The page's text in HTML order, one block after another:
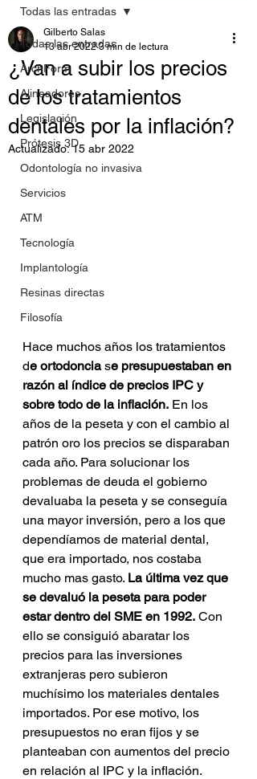
Todas las entradas
ArchForm
Alineadores
Legislación
Prótesis 3D
Odontología no invasiva
Servicios
ATM
Tecnología
Implantología
Resinas directas
Filosofía
Todas las entradas
¿Van a subir los precios
de los tratamientos
dentales por la inflación?
Gilberto Salas
13 abr 2022 3 min de lectura
Actualizado:15 abr 2022
Hace muchos años los tratamientos
de ortodoncia se presupuestaban en
razón al índice de precios IPC y
sobre todo de la inflación. En los
años de la peseta y con el cambio al
patrón oro los precios se disparaban
cada año. Para solucionar los
problemas de deuda el gobierno
devaluaba la peseta y se conseguía
una mayor inversión, pero a los que
dependíamos de material dental,
que era importado, nos costaba
mucho mas gasto. La última vez que
se devaluó la peseta para poder
estar dentro del SME en 1992. Con
ello se consiguió abaratar los
precios para las inversiones
extranjeras pero subieron
muchísimo los materiales dentales
importados. Por ese motivo, los
presupuestos no eran fijos y se
planteaban con aumentos del precio
en relación al IPC y la inflación.